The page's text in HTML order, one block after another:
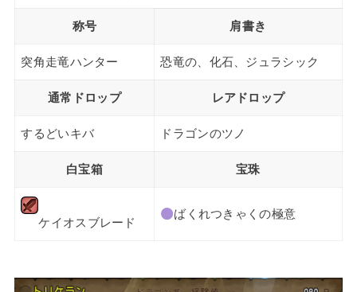
称号 肩書き
突角走竜ハンター 恐竜の、化石、ジュラシック
通常ドロップ レアドロップ
するどいキバ ドラゴンのツノ
白宝箱 宝珠
ケイオスブレード
ばくれつきゃくの極意